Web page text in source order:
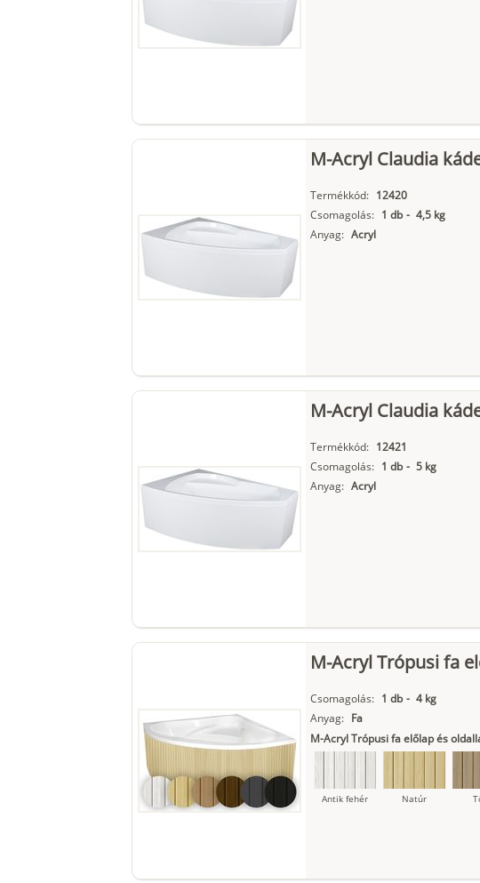
M-Acryl Claudia
Termékkód: 12420
Csomagolás: 1 db - 4,5 kg
Anyag: Acryl
M-Acryl Claudia
Termékkód: 12421
Csomagolás: 1 db - 5 kg
Anyag: Acryl
M-Acryl Trópusi fa
Csomagolás: 1 db - 4 kg
Anyag: Fa
M-Acryl Trópusi fa előlap és
Antik fehér Natúr